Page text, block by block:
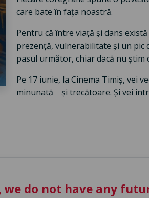
care bate în fața noastră.
Pentru că între viață și dans
prezență, vulnerabilitate și un pic
pasul următor, chiar dacă nu știm
Pe 17 iunie, la Cinema Timiș, vei
minunată și trecătoare. Și vei
do not have any